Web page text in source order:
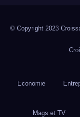
© Copyright 2023
Economie
Mags et TV